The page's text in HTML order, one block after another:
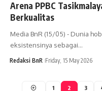
Arena PPBC
Berkualitas
Media BnR (15/05) - Dunia
eksistensinya sebagai…
Redaksi BnR Friday, 15 May 2026
1 2 3